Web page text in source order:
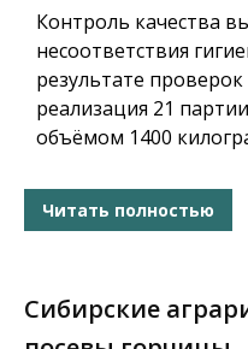
Контроль качества
несоответствия
результате
реализация 21
объёмом 1400
Читать полностью
Сибирские